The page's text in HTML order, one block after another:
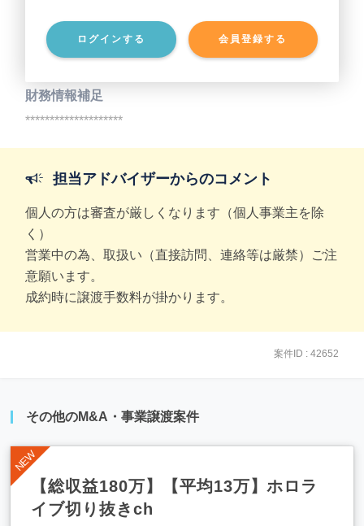
ログインする 会員登録する
事業負債 ********************
財務情報補足
********************
担当アドバイザーからのコメント
個人の方は審査が厳しくなります（個人事業主を除
く）
営業中の為、取扱い（直接訪問、連絡等は厳禁）ご注
意願います。
成約時に譲渡手数料が掛かります。
案件ID : 42652
その他のM&A・事業譲渡案件
【総収益180万】【平均13万】ホロラ
イブ切り抜きch